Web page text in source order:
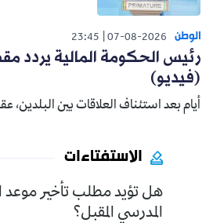
الوطن 07-08-2026
23:45
رئيس الحكومة المالية يردد
(فيديو)
أيام بعد استئناف العلاقات بين
الاستفتاءات
هل تؤيد مطلب تأخير موعد
المدرسي المقبل؟